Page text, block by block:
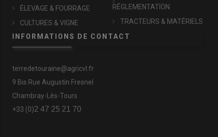
ÉLEVAGE & FOURRAGE
CULTURES & VIGNE
RÉGLEMENTATION
TRACTEURS & MATÉRIELS
INFORMATIONS DE CONTACT
terredetouraine@agricvl.fr
9 Bis Rue Augustin Fresnel
Chambray-Lès-Tours
+33 (0)2 47 25 21 70